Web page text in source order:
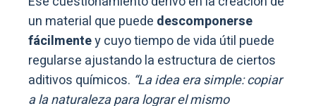
un material que puede descomponerse
fácilmentey cuyo tiempo de vida útil puede
regularse ajustando la estructura de ciertos
aditivos químicos. “La idea era simple: copiar
a la naturaleza para lograr el mismo